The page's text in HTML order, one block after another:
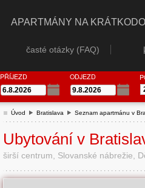
APARTMÁNY NA
časté otázky (FAQ)
PŘÍJEZD ODJEZD
Úvod Bratislava Seznam apartmánu v
Ubytování v
širší centrum, Slovanské nábrežie,